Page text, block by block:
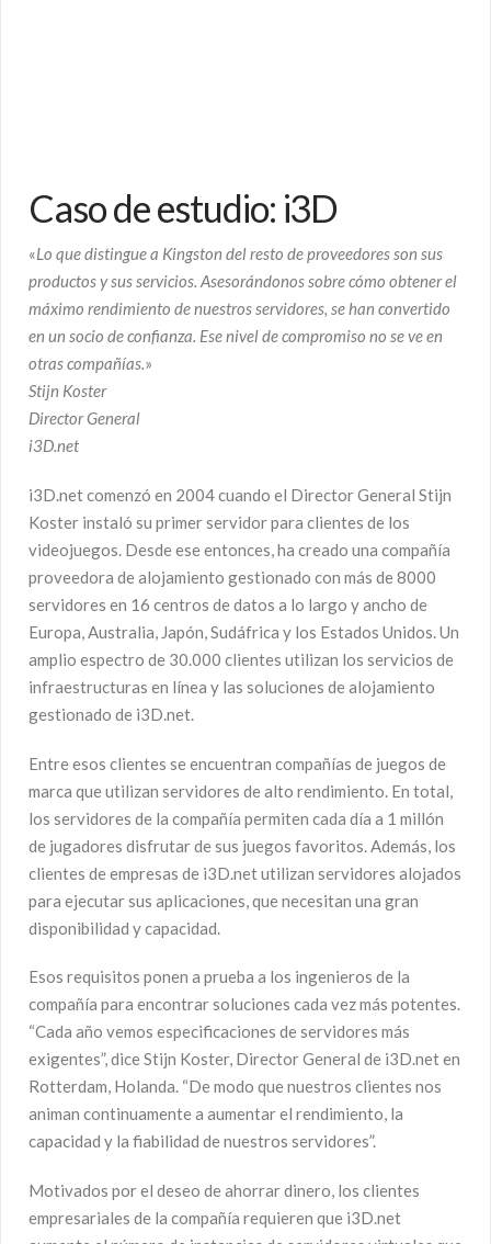
Caso de estudio: i3D
«Lo que distingue a Kingston del resto de proveedores son sus
productos y sus servicios. Asesorándonos sobre cómo obtener el
máximo rendimiento de nuestros servidores, se han convertido
en un socio de confianza. Ese nivel de compromiso no se ve en
otras compañías.»
Stijn Koster
Director General
i3D.net
i3D.net comenzó en 2004 cuando el Director General Stijn
Koster instaló su primer servidor para clientes de los
videojuegos. Desde ese entonces, ha creado una compañía
proveedora de alojamiento gestionado con más de 8000
servidores en 16 centros de datos a lo largo y ancho de
Europa, Australia, Japón, Sudáfrica y los Estados Unidos. Un
amplio espectro de 30.000 clientes utilizan los servicios de
infraestructuras en línea y las soluciones de alojamiento
gestionado de i3D.net.
Entre esos clientes se encuentran compañías de juegos de
marca que utilizan servidores de alto rendimiento. En total,
los servidores de la compañía permiten cada día a 1 millón
de jugadores disfrutar de sus juegos favoritos. Además, los
clientes de empresas de i3D.net utilizan servidores alojados
para ejecutar sus aplicaciones, que necesitan una gran
disponibilidad y capacidad.
Esos requisitos ponen a prueba a los ingenieros de la
compañía para encontrar soluciones cada vez más potentes.
“Cada año vemos especificaciones de servidores más
exigentes”, dice Stijn Koster, Director General de i3D.net en
Rotterdam, Holanda. “De modo que nuestros clientes nos
animan continuamente a aumentar el rendimiento, la
capacidad y la fiabilidad de nuestros servidores”.
Motivados por el deseo de ahorrar dinero, los clientes
empresariales de la compañía requieren que i3D.net